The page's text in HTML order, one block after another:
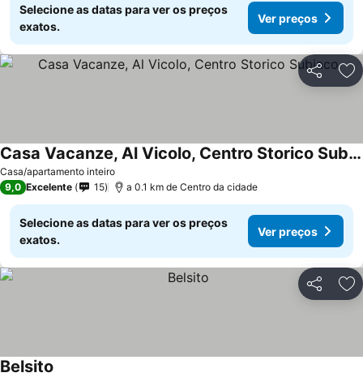
Selecione as datas para ver os preços
exatos.
Ver preços
Partilhar
Casa/apartamento inteiro
Casa Vacanze, Al Vicolo, Centro Storico Subiaco
9,0 Excelente 15 a 0.1 km de Centro da cidade
Selecione as datas para ver os preços
exatos.
Ver preços
Partilhar
Belsito